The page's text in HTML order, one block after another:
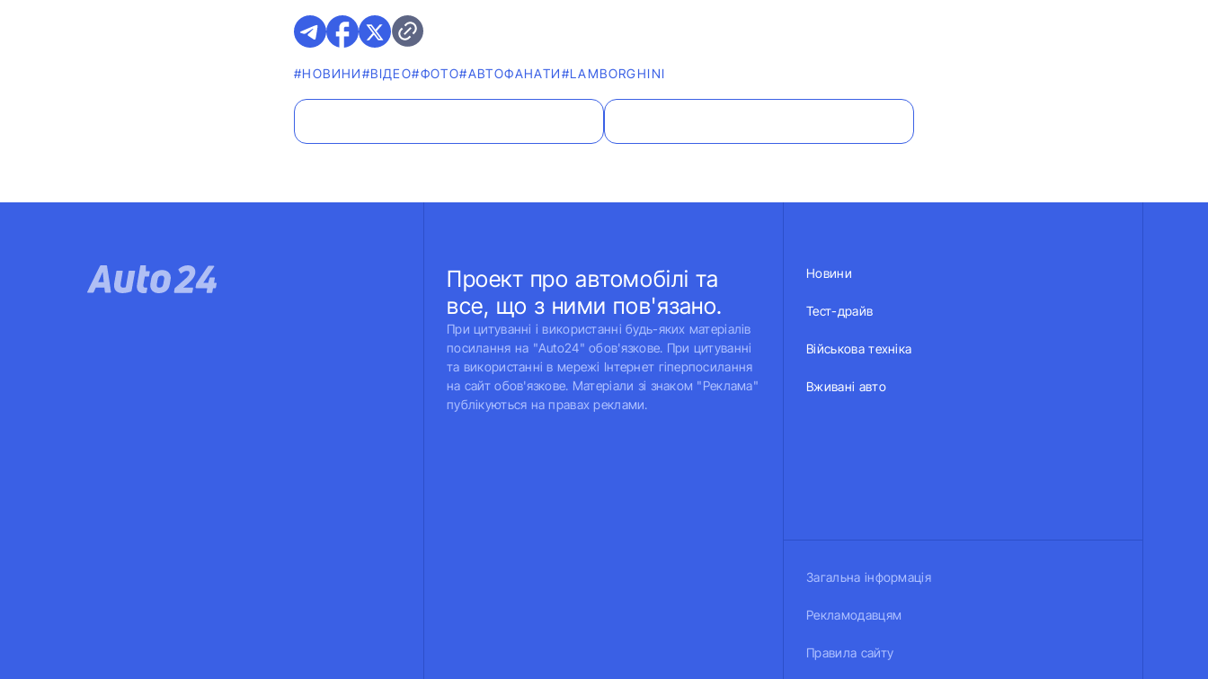
#НОВИНИ#ВІДЕО#ФОТО#АВТОФАНАТИ#LAMBORGHINI
Проект про автомобілі та
все, що з ними пов'язано.
При цитуванні і використанні будь-яких матеріалів
посилання на "Auto24" обов'язкове. При цитуванні
та використанні в мережі Інтернет гіперпосилання
на сайт обов'язкове. Матеріали зі знаком "Реклама"
публікуються на правах реклами.
Новини
Тест-драйв
Військова техніка
Вживані авто
Загальна інформація
Рекламодавцям
Правила сайту